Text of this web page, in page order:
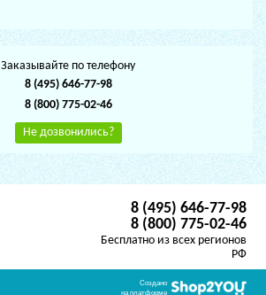
Заказывайте по телефону
8 (495) 646-77-98
8 (800) 775-02-46
Не дозвонились?
8 (495) 646-77-98
8 (800) 775-02-46
Бесплатно из всех регионов
РФ
Создано
на платформе